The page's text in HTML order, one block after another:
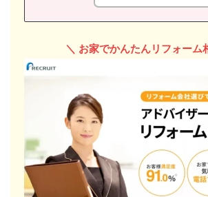
＼ お家でかんたんリフォー